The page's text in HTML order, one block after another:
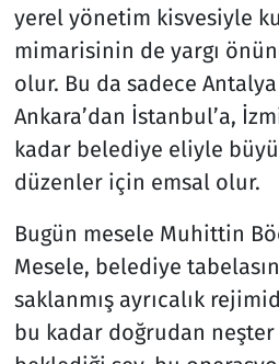
yerel yönetim kisvesiyle
mimarisinin de yargı
olur. Bu da sadece
Ankara’dan İstanbul’a,
kadar belediye eliyle
düzenler için emsal olur.
Bugün mesele Muhittin
Mesele, belediye
saklanmış ayrıcalık
bu kadar doğrudan neşter